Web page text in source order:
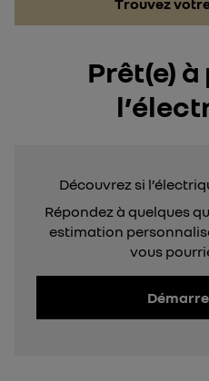
Trouvez
Prêt(e)
Découvrez si
Répondez à quelques
estimation
vous